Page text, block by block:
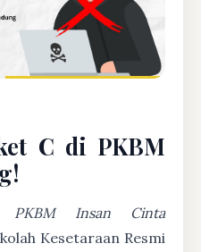
C di PKBM
PKBM Insan Cinta
Kesetaraan Resmi